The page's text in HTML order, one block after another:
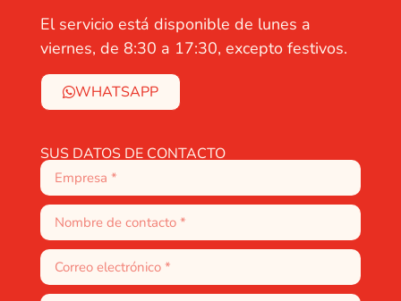
El servicio está disponible de lunes a
viernes, de 8:30 a 17:30, excepto festivos.
WHATSAPP
SUS DATOS DE CONTACTO